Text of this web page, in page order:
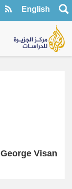
English
George Visan